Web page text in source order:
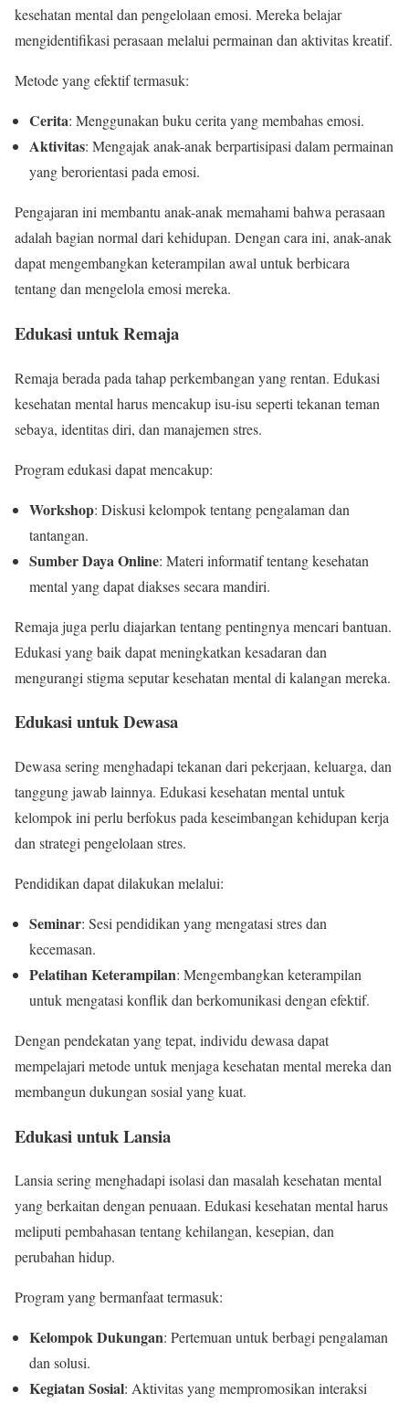
kesehatan mental dan pengelolaan emosi. Mereka belajar
mengidentifikasi perasaan melalui permainan dan aktivitas kreatif.
Metode yang efektif termasuk:
Cerita: Menggunakan buku cerita yang membahas emosi.
Aktivitas: Mengajak anak-anak berpartisipasi dalam permainan
yang berorientasi pada emosi.
Pengajaran ini membantu anak-anak memahami bahwa perasaan
adalah bagian normal dari kehidupan. Dengan cara ini, anak-anak
dapat mengembangkan keterampilan awal untuk berbicara
tentang dan mengelola emosi mereka.
Edukasi untuk Remaja
Remaja berada pada tahap perkembangan yang rentan. Edukasi
kesehatan mental harus mencakup isu-isu seperti tekanan teman
sebaya, identitas diri, dan manajemen stres.
Program edukasi dapat mencakup:
Workshop: Diskusi kelompok tentang pengalaman dan
tantangan.
Sumber Daya Online: Materi informatif tentang kesehatan
mental yang dapat diakses secara mandiri.
Remaja juga perlu diajarkan tentang pentingnya mencari bantuan.
Edukasi yang baik dapat meningkatkan kesadaran dan
mengurangi stigma seputar kesehatan mental di kalangan mereka.
Edukasi untuk Dewasa
Dewasa sering menghadapi tekanan dari pekerjaan, keluarga, dan
tanggung jawab lainnya. Edukasi kesehatan mental untuk
kelompok ini perlu berfokus pada keseimbangan kehidupan kerja
dan strategi pengelolaan stres.
Pendidikan dapat dilakukan melalui:
Seminar: Sesi pendidikan yang mengatasi stres dan
kecemasan.
Pelatihan Keterampilan: Mengembangkan keterampilan
untuk mengatasi konflik dan berkomunikasi dengan efektif.
Dengan pendekatan yang tepat, individu dewasa dapat
mempelajari metode untuk menjaga kesehatan mental mereka dan
membangun dukungan sosial yang kuat.
Edukasi untuk Lansia
Lansia sering menghadapi isolasi dan masalah kesehatan mental
yang berkaitan dengan penuaan. Edukasi kesehatan mental harus
meliputi pembahasan tentang kehilangan, kesepian, dan
perubahan hidup.
Program yang bermanfaat termasuk:
Kelompok Dukungan: Pertemuan untuk berbagi pengalaman
dan solusi.
Kegiatan Sosial: Aktivitas yang mempromosikan interaksi